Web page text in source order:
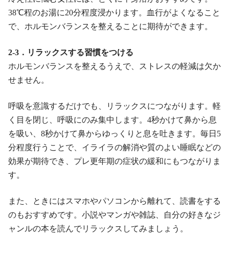
38℃程のお湯に20分程度浸かります。血行がよくなること
で、ホルモンバランスを整えることに期待ができます。
2-3．リラックスする習慣をつける
ホルモンバランスを整えるうえで、ストレスの軽減は欠か
せません。
呼吸を意識するだけでも、リラックスにつながります。軽
く目を閉じ、呼吸にのみ集中します。4秒かけて鼻から息
を吸い、8秒かけて鼻からゆっくりと息を吐きます。毎日5
分程度行うことで、イライラの解消や質のよい睡眠などの
効果が期待でき、プレ更年期の症状の緩和にもつながりま
す。
また、ときにはスマホやパソコンから離れて、読書をする
のもおすすめです。小説やマンガや雑誌、自分の好きなジ
ャンルの本を読んでリラックスしてみましょう。